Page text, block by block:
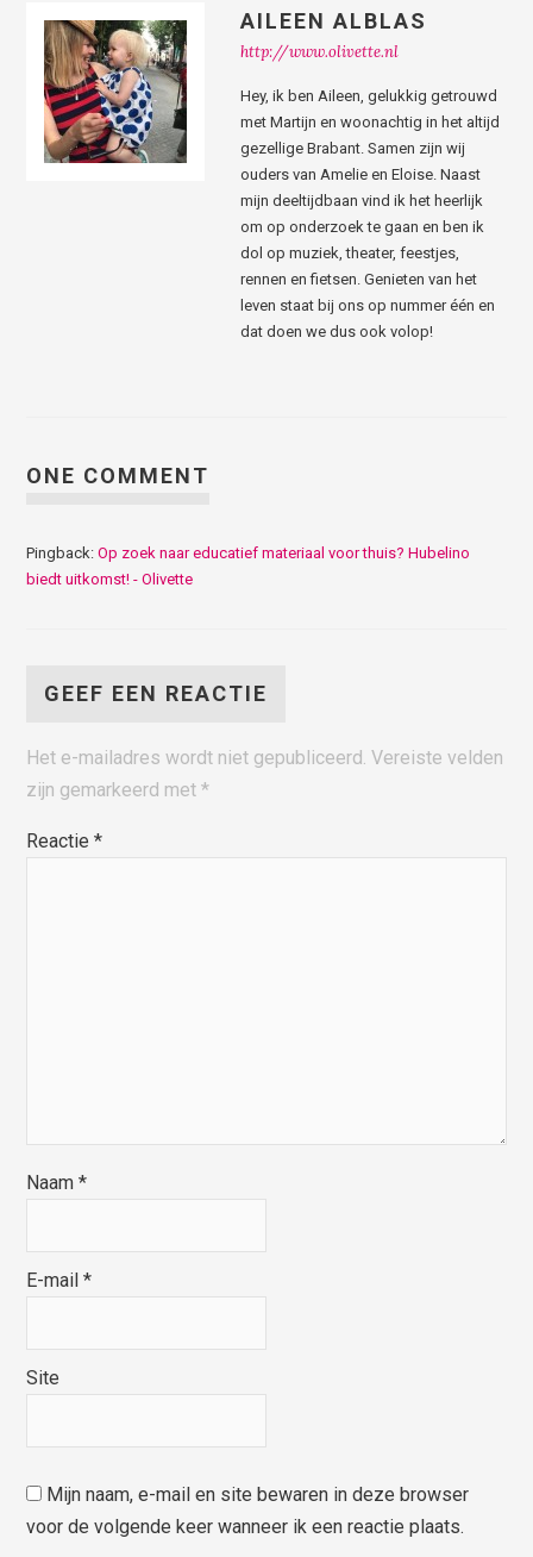
AILEEN ALBLAS
http://www.olivette.nl
Hey, ik ben Aileen, gelukkig getrouwd
met Martijn en woonachtig in het altijd
gezellige Brabant. Samen zijn wij
ouders van Amelie en Eloise. Naast
mijn deeltijdbaan vind ik het heerlijk
om op onderzoek te gaan en ben ik
dol op muziek, theater, feestjes,
rennen en fietsen. Genieten van het
leven staat bij ons op nummer één en
dat doen we dus ook volop!
ONE COMMENT
Pingback:Op zoek naar educatief materiaal voor thuis? Hubelino
biedt uitkomst! - Olivette
GEEF EEN REACTIE
Het e-mailadres wordt niet gepubliceerd. Vereiste velden
zijn gemarkeerd met*
Reactie*
Naam*
E-mail*
Site
Mijn naam, e-mail en site bewaren in deze browser
voor de volgende keer wanneer ik een reactie plaats.